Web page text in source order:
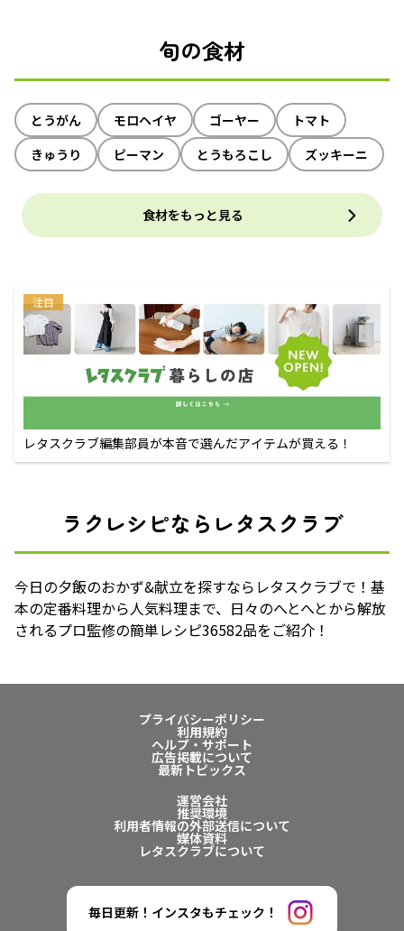
旬の食材
とうがん モロヘイヤ ゴーヤー
トマト
きゅうり
ピーマン とうもろこし ズッキーニ
食材をもっと見る
注目
レタスクラブ編集部員が本音で選んだアイテムが買える！
ラクレシピならレタスクラブ
今日の夕飯のおかず&献立を探すならレタスクラブで！基
本の定番料理から人気料理まで、日々のへとへとから解放
されるプロ監修の簡単レシピ36582品をご紹介！
プライバシーポリシー
利用規約
ヘルプ・サポート
広告掲載について
最新トピックス
運営会社
推奨環境
利用者情報の外部送信について
媒体資料
レタスクラブについて
毎日更新！インスタもチェック！